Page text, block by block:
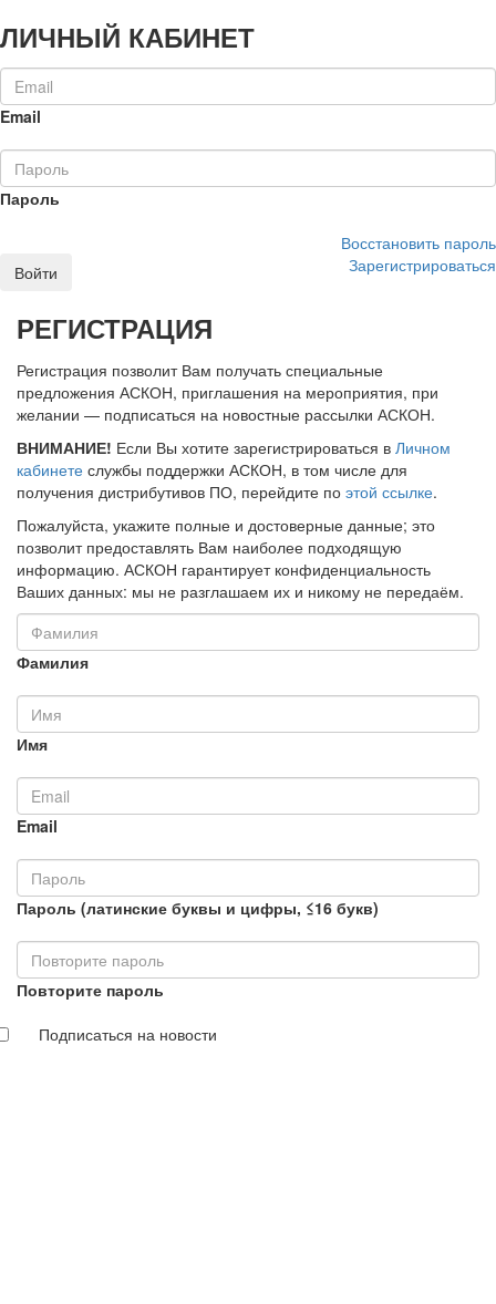
ЛИЧНЫЙ КАБИНЕТ
Email
Пароль
Восстановить пароль
Войти
Зарегистрироваться
РЕГИСТРАЦИЯ
Регистрация позволит Вам получать специальные
предложения АСКОН, приглашения на мероприятия, при
желании — подписаться на новостные рассылки АСКОН.
ВНИМАНИЕ! Если Вы хотите зарегистрироваться в Личном
кабинете службы поддержки АСКОН, в том числе для
получения дистрибутивов ПО, перейдите по этой ссылке.
Пожалуйста, укажите полные и достоверные данные; это
позволит предоставлять Вам наиболее подходящую
информацию. АСКОН гарантирует конфиденциальность
Ваших данных: мы не разглашаем их и никому не передаём.
Фамилия
Имя
Email
Пароль (латинские буквы и цифры, ≤16 букв)
Повторите пароль
Подписаться на новости